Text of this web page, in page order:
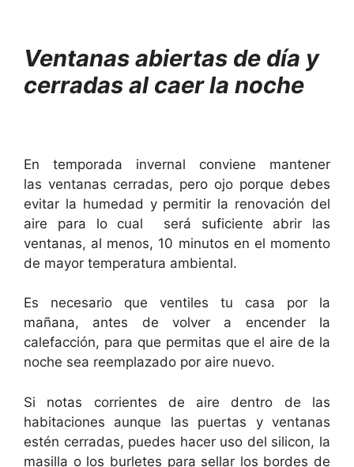
Ventanas abiertas de día y
cerradas al caer la noche
En temporada invernal conviene mantener
las ventanas cerradas, pero ojo porque debes
evitar la humedad y permitir la renovación del
aire para lo cual será suficiente abrir las
ventanas, al menos, 10 minutos en el momento
de mayor temperatura ambiental.
Es necesario que ventiles tu casa por la
mañana, antes de volver a encender la
calefacción, para que permitas que el aire de la
noche sea reemplazado por aire nuevo.
Si notas corrientes de aire dentro de las
habitaciones aunque las puertas y ventanas
estén cerradas, puedes hacer uso del silicon, la
masilla o los burletes para sellar los bordes de